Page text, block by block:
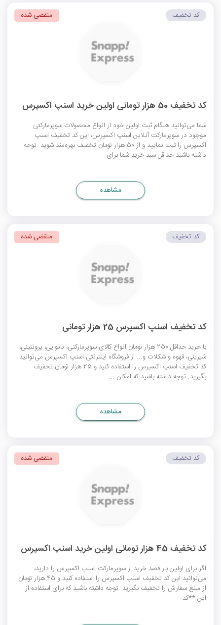
کد تخفیف 50 هزار تومانی اولین خرید اسنپ اکسپرس
شما می‌توانید هنگام ثبت اولین خود از انواع محصولات سوپرمارکتی
موجود در سوپرمارکت آنلاین اسنپ اکسپرس، اینکد تخفیف اسنپ
اکسپرس
را ثبت نمایید و از 50 هزار تومان تخفیف بهره‌مند شوید. توجه
داشته باشید حداقل سبد خرید شما برای ...
کد تخفیف منقضی شده
مشاهده
کد تخفیف اسنپ اکسپرس 25 هزار تومانی
با خرید حداقل 250 هزار تومان انواع کالای سوپرمارکتی، نانوایی، پروتئینی،
شیرینی، قهوه و شکلات و... از فروشگاه اینترنتی اسنپ اکسپرس می‌توانید
کد تخفیف اسنپ اکسپرس
را استفاده کنید و 25 هزار تومان تخفیف
بگیرید. توجه داشته باشید که امکان ...
کد تخفیف منقضی شده
مشاهده
کد تخفیف 45 هزار تومانی اولین خرید اسنپ اکسپرس
اگر برای اولین بار قصد خرید از سوپرمارکت اسنپ اکسپرس را دارید،
می‌توانید اینکد تخفیف اسنپ اکسپرس
را استفاده کنید و 45 هزار تومان
از مبلغ سفارش را تخفیف بگیرید. توجه داشته باشید که برای استفاده از
این **کد ...
کد تخفیف منقضی شده